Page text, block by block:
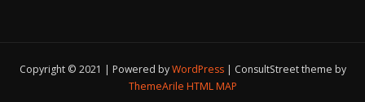
Copyright © 2021 | Powered byWordPress
ConsultStreet theme by
ThemeArile HTML MAP